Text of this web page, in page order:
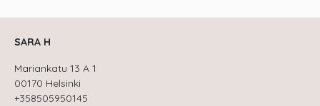
SARA H
Mariankatu 13 A 1
00170 Helsinki
+358505950145